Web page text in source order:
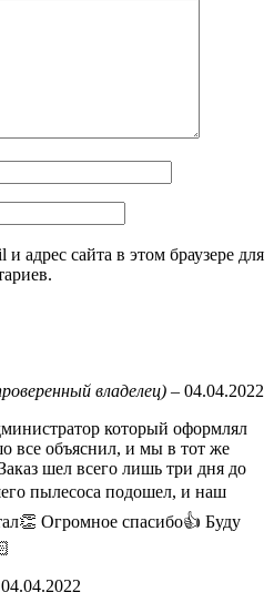
адрес сайта в этом браузере для
владелец) – 04.04.2022
который оформлял
все объяснил, и мы в тот же
шел всего лишь три дня до
пылесоса подошел, и наш
Огромное спасибо👍 Буду
04.04.2022